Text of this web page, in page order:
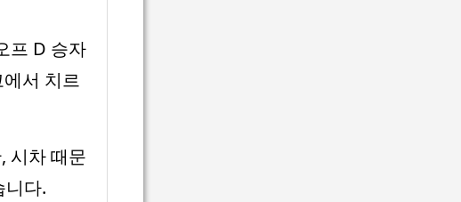
프 D 승자
서 치르
시차 때문
니다.